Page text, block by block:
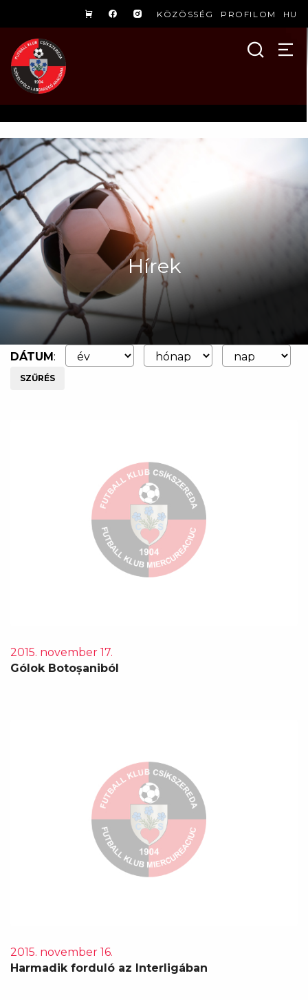
KÖZÖSSÉG PROFILOM HU
Hírek
DÁTUM:
SZŰRÉS
2015. november 17.
Gólok Botoșaniból
2015. november 16.
Harmadik forduló az Interligában